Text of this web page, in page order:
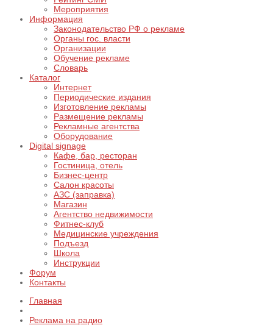
Мероприятия
Информация
Законодательство РФ о рекламе
Органы гос. власти
Организации
Обучение рекламе
Словарь
Каталог
Интернет
Периодические издания
Изготовление рекламы
Размещение рекламы
Рекламные агентства
Оборудование
Digital signage
Кафе, бар, ресторан
Гостиница, отель
Бизнес-центр
Салон красоты
АЗС (заправка)
Магазин
Агентство недвижимости
Фитнес-клуб
Медицинские учреждения
Подъезд
Школа
Инструкции
Форум
Контакты
Главная
Реклама на радио